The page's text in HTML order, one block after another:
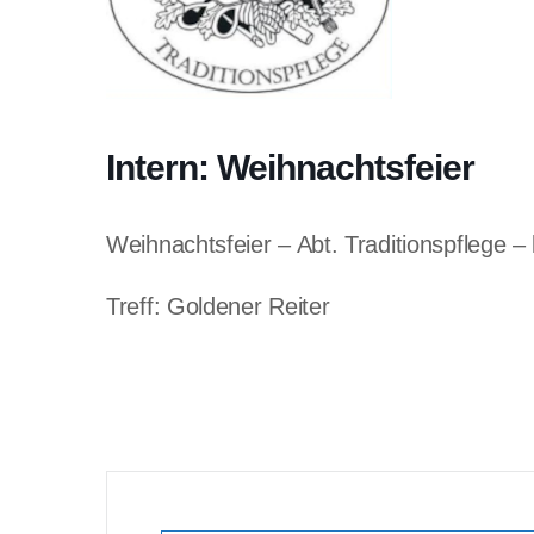
Intern: Weihnachtsfeier
Weihnachtsfeier – Abt. Traditionspflege
Treff: Goldener Reiter